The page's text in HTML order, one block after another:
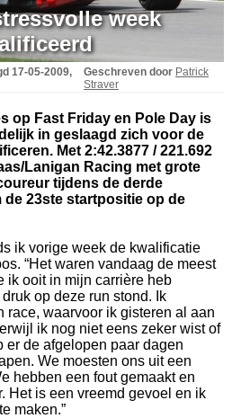
week
17-05-2009,
Geschreven door Patrick
Straver
op Fast Friday en Pole Day is
in geslaagd zich voor de
Met 2:42.3877 / 221.692
Lanigan Racing met grote
tijdens de derde
de 23ste startpositie op de
ik vorige week de kwalificatie
“Het waren vandaag de meest
ik ooit in mijn carrière heb
op deze run stond. Ik
race, waarvoor ik gisteren al aan
ik nog niet eens zeker wist of
er de afgelopen paar dagen
We moesten ons uit een
hebben een fout gemaakt en
Het is een vreemd gevoel en ik
maken.”